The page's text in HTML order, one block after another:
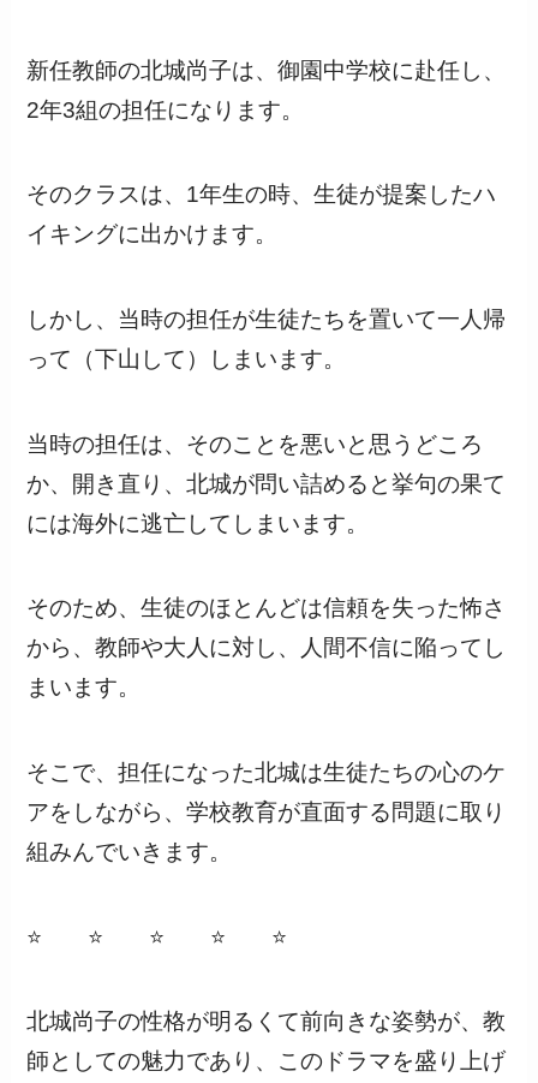
新任教師の北城尚子は、御園中学校に赴任し、
2年3組の担任になります。
そのクラスは、1年生の時、生徒が提案したハ
イキングに出かけます。
しかし、当時の担任が生徒たちを置いて一人帰
って（下山して）しまいます。
当時の担任は、そのことを悪いと思うどころ
か、開き直り、北城が問い詰めると挙句の果て
には海外に逃亡してしまいます。
そのため、生徒のほとんどは信頼を失った怖さ
から、教師や大人に対し、人間不信に陥ってし
まいます。
そこで、担任になった北城は生徒たちの心のケ
アをしながら、学校教育が直面する問題に取り
組みんでいきます。
⭐ ⭐ ⭐ ⭐ ⭐
北城尚子の性格が明るくて前向きな姿勢が、教
師としての魅力であり、このドラマを盛り上げ